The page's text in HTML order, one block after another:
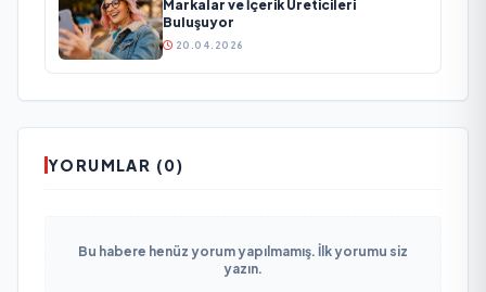
Markalar ve İçerik Üreticileri
Buluşuyor
20.04.2026
YORUMLAR (0)
Bu habere henüz yorum yapılmamış. İlk yorumu siz
yazın.